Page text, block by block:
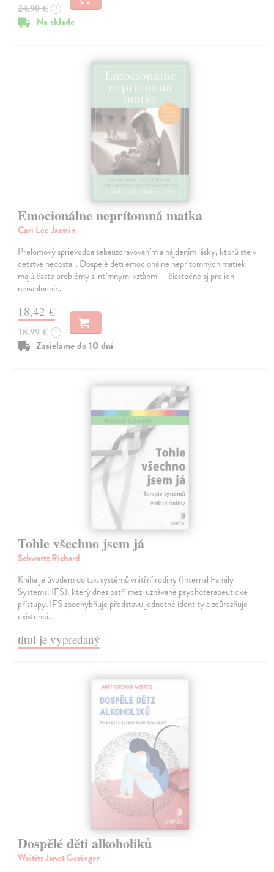
24,90 € ?
Na sklade
Emocionálne neprítomná matka
Cori Lee Jasmin
Prelomový sprievodca sebauzdravovaním a nájdením lásky, ktorú ste v
detstve nedostali. Dospelé deti emocionálne neprítomných matiek
majú často problémy s intímnymi vzťahmi – čiastočne aj pre ich
nenaplnené…
18,42 €
18,99 € ?
Zasielame do 10 dní
Tohle všechno jsem já
Schwartz Richard
Kniha je úvodem do tzv. systémů vnitřní rodiny (Internal Family
Systems, IFS), který dnes patří mezi uznávané psychoterapeutické
přístupy. IFS zpochybňuje představu jednotné identity a zdůrazňuje
existenci…
titul je vypredaný
Dospělé děti alkoholiků
Woititz Janet Geringer